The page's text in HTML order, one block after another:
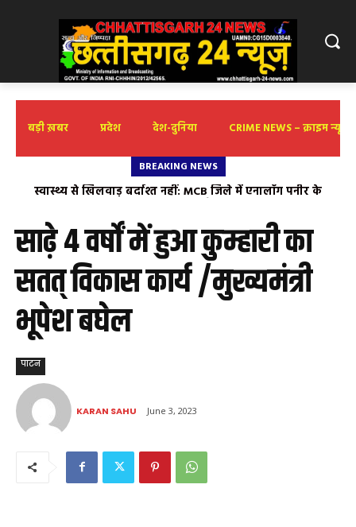
बड़ी ख़बर प्रदेश देश-दुनिया CRIME NEWS – क्राइम न्यूज़
BREAKING NEWS
स्वास्थ्य से खिलवाड़ बर्दाश्त नहीं: MCB जिले में एनालॉग पनीर के
सुरक्षा विभाग की बड़ी कार्रवाई: 9 प्रतिष्ठानों की सघन जांच, विक्रेताओं से
लिया गया ‘स्व-घोषणा पत्र’
साढ़े 4 वर्षों में हुआ कुम्हारी का
सतत् विकास कार्य /मुख्यमंत्री
भूपेश बघेल
पाटन
KARAN SAHU June 3, 2023